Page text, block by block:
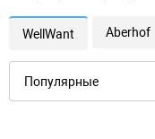
WellWant Aberhof